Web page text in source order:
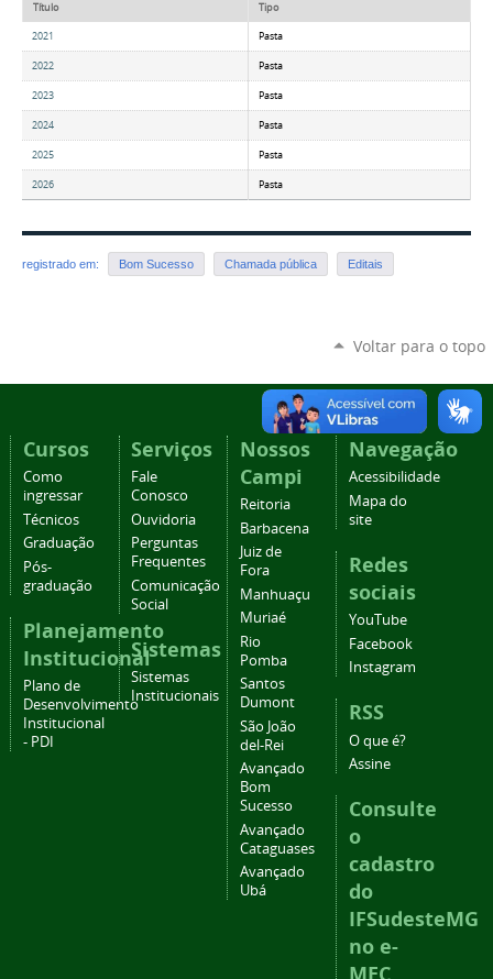
Título Tipo
2021 Pasta
2022 Pasta
2023 Pasta
2024 Pasta
2025 Pasta
2026 Pasta
registrado em: Bom Sucesso Chamada pública Editais
Voltar para o topo
Cursos
Como
ingressar
Técnicos
Graduação
Pós-
graduação
Planejamento
Institucional
Plano de
Desenvolvimento
Institucional
- PDI
Serviços
Fale
Conosco
Ouvidoria
Perguntas
Frequentes
Comunicação
Social
Sistemas
Sistemas
Institucionais
Nossos
Campi
Reitoria
Barbacena
Juiz de
Fora
Manhuaçu
Muriaé
Rio
Pomba
Santos
Dumont
São João
del-Rei
Avançado
Bom
Sucesso
Avançado
Cataguases
Avançado
Ubá
Navegação
Acessibilidade
Mapa do
site
Redes
sociais
YouTube
Facebook
Instagram
RSS
O que é?
Assine
Consulte
o
cadastro
do
IFSudesteMG
no e-